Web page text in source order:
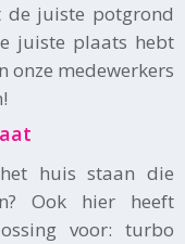
de juiste potgrond
juiste plaats hebt
onze medewerkers
huis staan die
Ook hier heeft
voor: turbo